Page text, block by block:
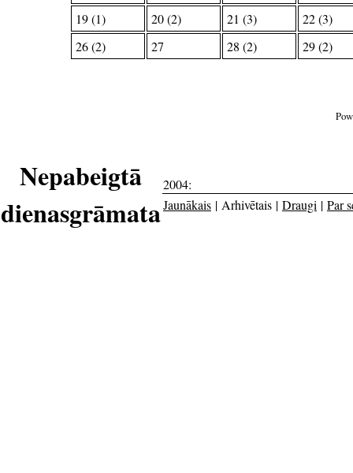
19 (1)
20 (2) 21 (3)
22 (3)
26 (2)
27 28 (2) 29 (2)
Nepabeigtā
dienasgrāmata
2004:
Jaunākais | Arhivētais | Draugi | Par